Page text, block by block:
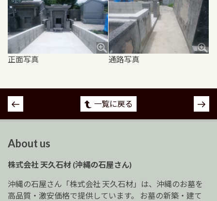
正面写真 通路写真
投
稿
ゲ
ー
ョ
ン
一覧に戻る
About us
株式会社 天久石材 (沖縄の石屋さん)
沖縄の石屋さん「株式会社 天久石材」は、沖縄のお墓を
高品質・激安価格で提供しています。 お墓の新築・建て